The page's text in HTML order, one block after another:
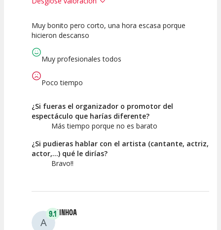
7.5
Espectáculo
7.5
Escena
7.5
Muy bonito pero corto, una hora escasa porque
hicieron descanso
Muy profesionales todos
Poco tiempo
¿Si fueras el organizador o promotor del
espectáculo que harías diferente?
Más tiempo porque no es barato
¿Si pudieras hablar con el artista (cantante, actriz,
actor,...) qué le dirías?
Bravo!!
A
9.1AINHOA